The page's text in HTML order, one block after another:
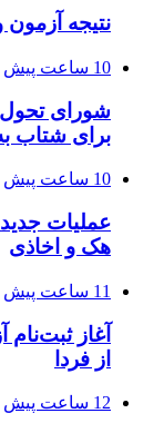
نتیجه آزمون
10 ساعت پیش
شورای
برای شتاب
10 ساعت پیش
عملیات
هک و اخاذی
11 ساعت پیش
آغاز
از فردا
12 ساعت پیش